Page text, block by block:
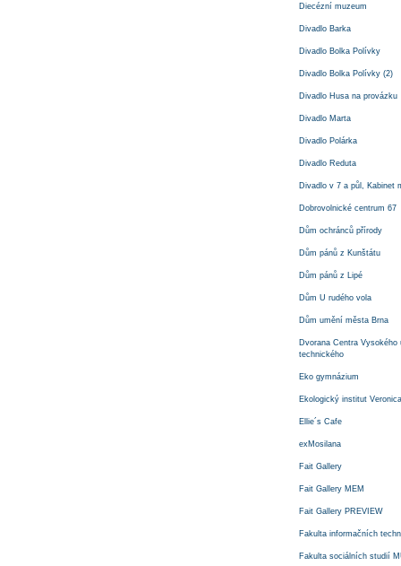
Diecézní muzeum
Divadlo Barka
Divadlo Bolka Polívky
Divadlo Bolka Polívky (2)
Divadlo Husa na provázku
Divadlo Marta
Divadlo Polárka
Divadlo Reduta
Divadlo v 7 a půl, Kabinet
Dobrovolnické centrum 67
Dům ochránců přírody
Dům pánů z Kunštátu
Dům pánů z Lipé
Dům U rudého vola
Dům umění města Brna
Dvorana Centra Vysokého
technického
Eko gymnázium
Ekologický institut Veronica
Ellie´s Cafe
exMosilana
Fait Gallery
Fait Gallery MEM
Fait Gallery PREVIEW
Fakulta informačních
Fakulta sociálních studií